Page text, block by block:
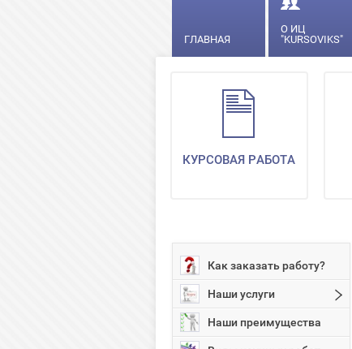
ГЛАВНАЯ
О ИЦ
"KURSOVIKS"
КУРСОВАЯ РАБОТА
Как заказать работу?
Наши услуги
Наши преимущества